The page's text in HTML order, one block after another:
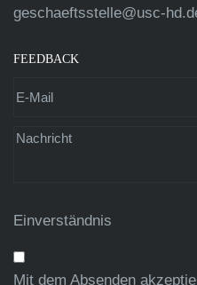
geschaeftsstelle@usc-
FEEDBACK
Einverständnis
Mit dem Absenden